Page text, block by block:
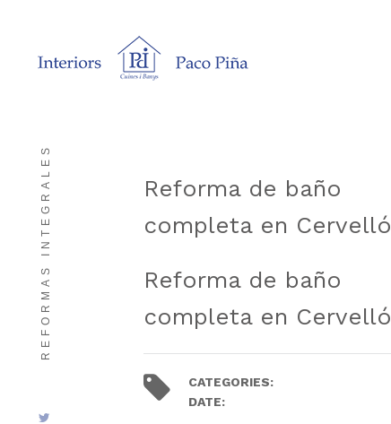
REFORMAS INTEGRALES
Reforma de baño
completa en Cervelló
Reforma de baño
completa en Cervelló
CATEGORIES:
DATE: